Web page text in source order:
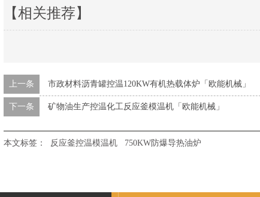
【相关推荐】
上一条 市政材料沥青罐控温120KW有机热载体炉「欧能机械」
下一条 矿物油生产控温化工反应釜模温机「欧能机械」
本文标签： 反应釜控温模温机 750KW防爆导热油炉